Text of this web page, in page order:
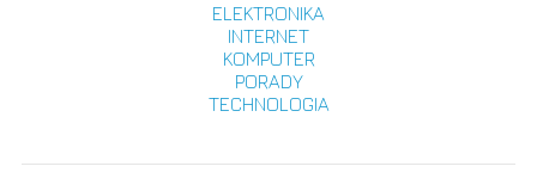
ELEKTRONIKA
INTERNET
KOMPUTER
PORADY
TECHNOLOGIA